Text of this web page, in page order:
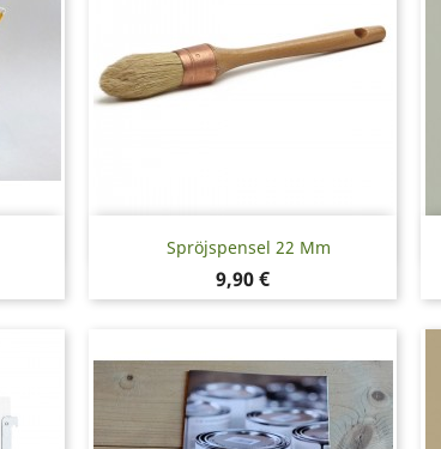
Spröjspensel 22 Mm
Pris
9,90 €
Snabbvy